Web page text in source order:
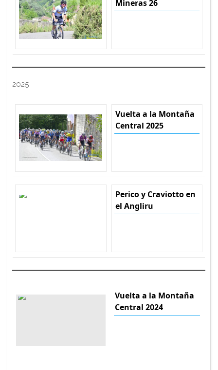
Mineras 26
2025
Vuelta a la Montaña
Central 2025
Perico y Craviotto en
el Angliru
Vuelta a la Montaña
Central 2024